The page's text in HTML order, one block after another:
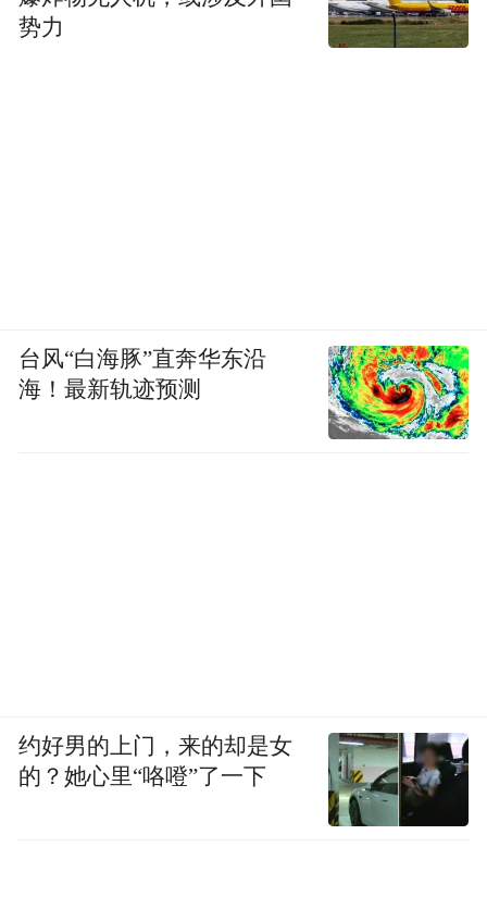
势力
台风“白海豚”直奔华东沿
海！最新轨迹预测
约好男的上门，来的却是女
的？她心里“咯噔”了一下